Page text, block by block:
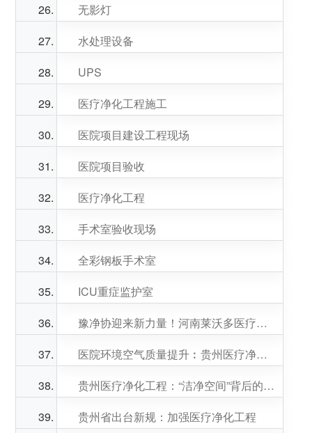
无影灯
水处理设备
UPS
医疗净化工程施工
医院项目建设工程现场
医院项目验收
医疗净化工程
手术室验收现场
全彩钢板手术室
ICU重症监护室
豫净协迎来新力量！河南莱沃多医疗科技正式成为会员单位
医院环境空气质量提升︰贵州医疗净化工程成效初显
贵州医疗净化工程：“洁净空间”背后的努力
贵州省出台新规：加强医疗净化工程